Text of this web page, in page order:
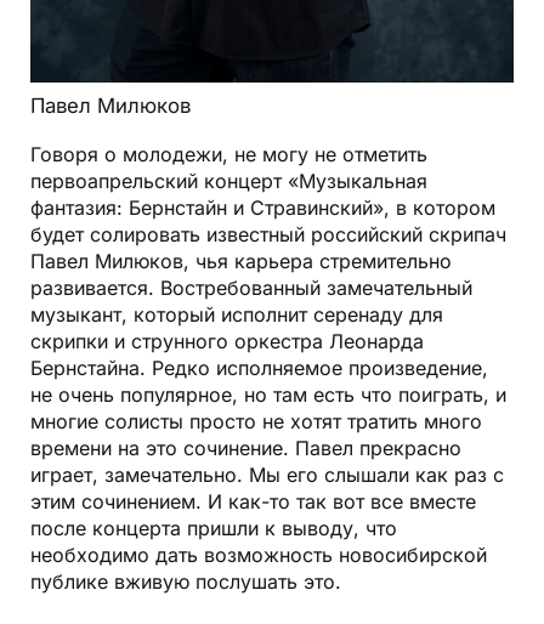
Павел Милюков
Говоря о молодежи, не могу не отметить
первоапрельский концерт «Музыкальная
фантазия: Бернстайн и Стравинский», в котором
будет солировать известный российский скрипач
Павел Милюков, чья карьера стремительно
развивается. Востребованный замечательный
музыкант, который исполнит серенаду для
скрипки и струнного оркестра Леонарда
Бернстайна. Редко исполняемое произведение,
не очень популярное, но там есть что поиграть, и
многие солисты просто не хотят тратить много
времени на это сочинение. Павел прекрасно
играет, замечательно. Мы его слышали как раз с
этим сочинением. И как-то так вот все вместе
после концерта пришли к выводу, что
необходимо дать возможность новосибирской
публике вживую послушать это.